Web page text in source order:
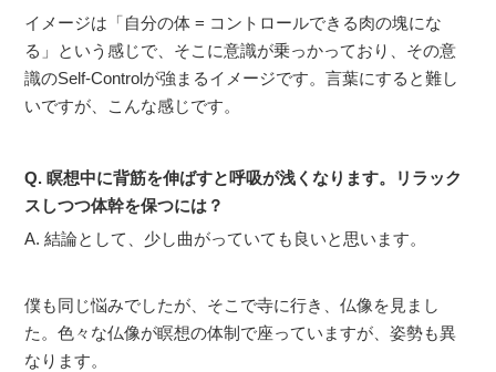
イメージは「自分の体 = コントロールできる肉の塊にな
る」という感じで、そこに意識が乗っかっており、その意
識のSelf-Controlが強まるイメージです。言葉にすると難し
いですが、こんな感じです。
Q. 瞑想中に背筋を伸ばすと呼吸が浅くなります。リラック
スしつつ体幹を保つには？
A. 結論として、少し曲がっていても良いと思います。
僕も同じ悩みでしたが、そこで寺に行き、仏像を見まし
た。色々な仏像が瞑想の体制で座っていますが、姿勢も異
なります。